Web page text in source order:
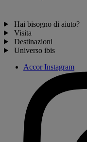
Hai bisogno di aiuto?
Visita
Destinazioni
Universo ibis
Accor Instagram